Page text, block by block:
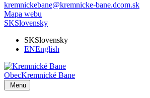
kremnickebane@kremnicke-bane.dcom.sk
Mapa webu
SKSlovensky
SKSlovensky
ENEnglish
ObecKremnické Bane
Menu